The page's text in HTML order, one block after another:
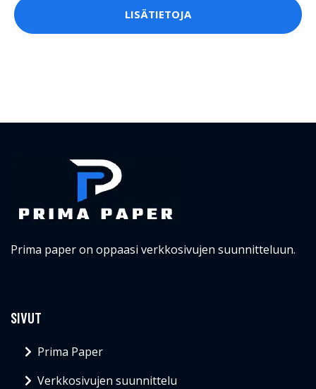
LISÄTIETOJA
Prima paper on oppaasi verkkosivujen suunnitteluun.
SIVUT
Prima Paper
Verkkosivujen suunnittelu